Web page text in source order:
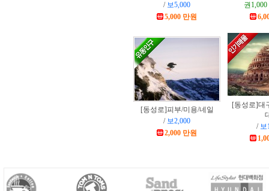
/ 보5,000
5,000 만원
권1,000
[동성로]피부/미용/네일
/ 보2,000
2,000 만원
[동성로]대
/ 보